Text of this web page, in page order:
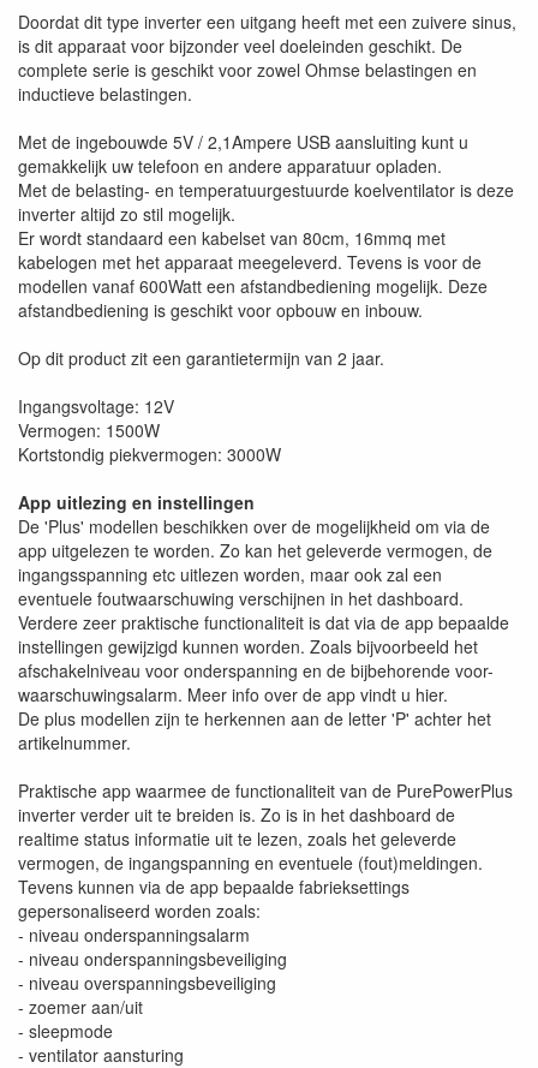
Doordat dit type inverter een uitgang heeft met een zuivere sinus,
is dit apparaat voor bijzonder veel doeleinden geschikt. De
complete serie is geschikt voor zowel Ohmse belastingen en
inductieve belastingen.
Met de ingebouwde 5V / 2,1Ampere USB aansluiting kunt u
gemakkelijk uw telefoon en andere apparatuur opladen.
Met de belasting- en temperatuurgestuurde koelventilator is deze
inverter altijd zo stil mogelijk.
Er wordt standaard een kabelset van 80cm, 16mmq met
kabelogen met het apparaat meegeleverd. Tevens is voor de
modellen vanaf 600Watt een afstandbediening mogelijk. Deze
afstandbediening is geschikt voor opbouw en inbouw.
Op dit product zit een garantietermijn van 2 jaar.
Ingangsvoltage: 12V
Vermogen: 1500W
Kortstondig piekvermogen: 3000W
App uitlezing en instellingen
De 'Plus' modellen beschikken over de mogelijkheid om via de
app uitgelezen te worden. Zo kan het geleverde vermogen, de
ingangsspanning etc uitlezen worden, maar ook zal een
eventuele foutwaarschuwing verschijnen in het dashboard.
Verdere zeer praktische functionaliteit is dat via de app bepaalde
instellingen gewijzigd kunnen worden. Zoals bijvoorbeeld het
afschakelniveau voor onderspanning en de bijbehorende voor-
waarschuwingsalarm. Meer info over de app vindt u hier.
De plus modellen zijn te herkennen aan de letter 'P' achter het
artikelnummer.
Praktische app waarmee de functionaliteit van de PurePowerPlus
inverter verder uit te breiden is. Zo is in het dashboard de
realtime status informatie uit te lezen, zoals het geleverde
vermogen, de ingangspanning en eventuele (fout)meldingen.
Tevens kunnen via de app bepaalde fabrieksettings
gepersonaliseerd worden zoals:
- niveau onderspanningsalarm
- niveau onderspanningsbeveiliging
- niveau overspanningsbeveiliging
- zoemer aan/uit
- sleepmode
- ventilator aansturing